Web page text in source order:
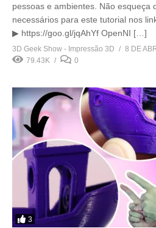
pessoas e ambientes. Não esqueça
necessários para este tutorial nos
▶ https://goo.gl/jqAhYf OpenNI […]
3D Geek Show - Impressão 3D
8 DE
79.43K
0
3